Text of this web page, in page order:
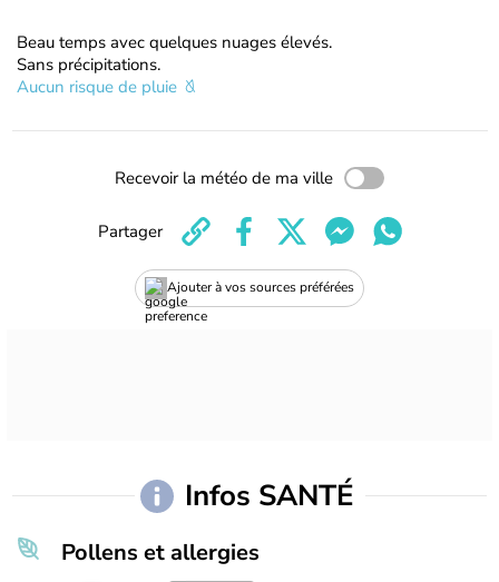
Beau temps avec quelques nuages élevés.
Sans précipitations.
Aucun risque de pluie
Recevoir la météo de ma ville
Ajouter à vos sources préférées
Partager
Infos SANTÉ
Pollens et allergies